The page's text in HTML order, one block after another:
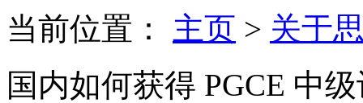
当前位置：
主页 > 关于
国内如何获得 PGCE 中